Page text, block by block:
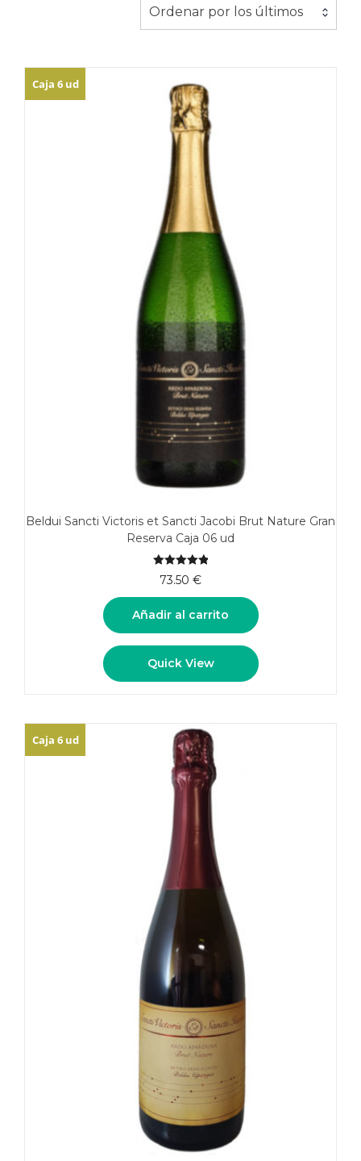
últimos
Ordenar por los últimos
Caja 6 ud
Beldui Sancti Victoris et Sancti Jacobi Brut Nature Gran
Reserva Caja 06 ud
5.00de 5
73.50 €
Añadir al carrito
Quick View
Caja 6 ud